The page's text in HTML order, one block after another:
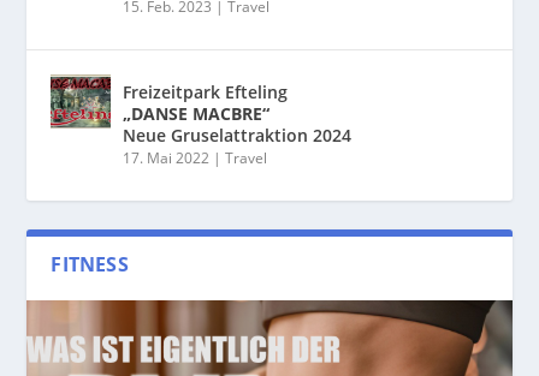
15. Feb. 2023 |Travel
Freizeitpark Efteling
„DANSE MACBRE“
Neue Gruselattraktion 2024
17. Mai 2022 |Travel
FITNESS